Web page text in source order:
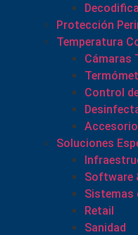
Protección
Temperatura
Cámaras
Control
Soluciones
Software
Sistemas
Retail
Sanidad